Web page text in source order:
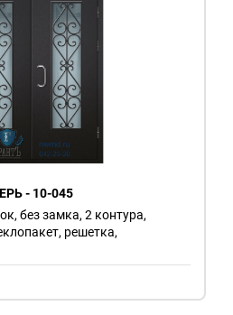
- 10-045
без замка, 2 контура,
решетка,